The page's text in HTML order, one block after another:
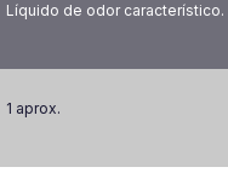
Líquido de odor característico.
1 aprox.